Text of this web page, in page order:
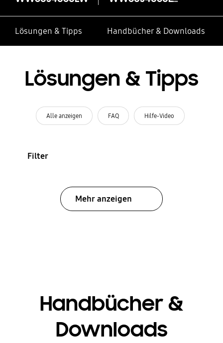
Lösungen & Tipps Handbücher & Downloads
Lösungen & Tipps
Alle anzeigen FAQ Hilfe-Video
Filter
Mehr anzeigen
Handbücher &
Downloads